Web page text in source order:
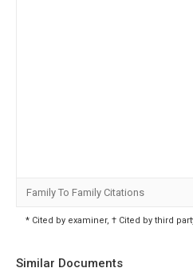
Family To Family Citations
* Cited by examiner, † Cited by third
Similar Documents